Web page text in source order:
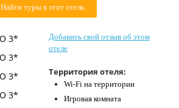
Найти туры в этот отель
Добавить свой отзыв об этом
отеле
Территория отеля:
Wi-Fi на территории
Игровая комната